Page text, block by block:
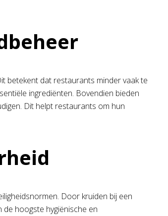
betekent dat restaurants minder vaak te
ingrediënten. Bovendien bieden
Dit helpt restaurants om hun
Door kruiden bij een
hoogste hygiënische en